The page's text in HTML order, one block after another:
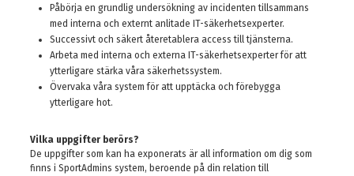
Påbörja en grundlig undersökning av incidenten tillsammans
med interna och externt anlitade IT-säkerhetsexperter.
Successivt och säkert återetablera access till tjänsterna.
Arbeta med interna och externa IT-säkerhetsexperter för att
ytterligare stärka våra säkerhetssystem.
Övervaka våra system för att upptäcka och förebygga
ytterligare hot.
Vilka uppgifter berörs?
De uppgifter som kan ha exponerats är all information om dig som
finns i SportAdmins system, beroende på din relation till